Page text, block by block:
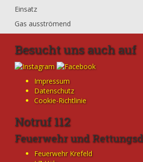
Einsatz
Gas ausströmend
Besucht uns auch auf
Impressum
Datenschutz
Cookie-Richtlinie
Notruf 112
Feuerwehr und
Feuerwehr Krefeld